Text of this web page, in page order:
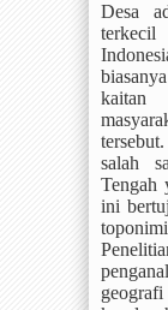
Desa
kaitan
salah
Tengah
ini